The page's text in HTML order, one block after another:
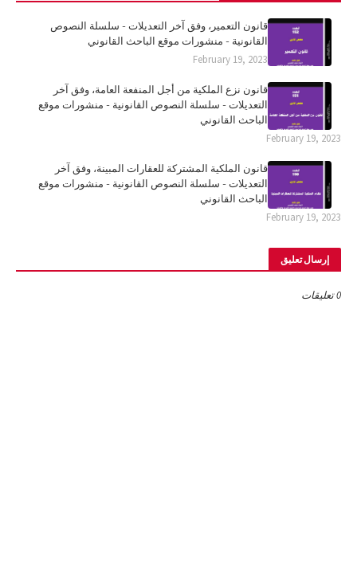
قانون التعمير، وفق آخر التعديلات - سلسلة النصوص
القانونية - منشورات موقع الباحث القانوني
February 19, 2023
قانون نزع الملكية من أجل المنفعة العامة، وفق آخر
التعديلات - سلسلة النصوص القانونية - منشورات موقع
الباحث القانوني
February 19, 2023
قانون الملكية المشتركة للعقارات المبينة، وفق آخر
التعديلات - سلسلة النصوص القانونية - منشورات موقع
الباحث القانوني
February 19, 2023
إرسال تعليق
0 تعليقات